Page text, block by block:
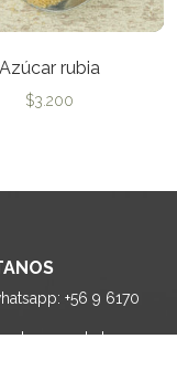
Azúcar rubia
$3.200
+56 9 6170